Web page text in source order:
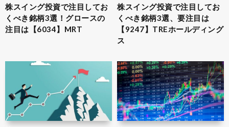
株スイング投資で注目してお
くべき銘柄3選！グロースの
注目は【6034】MRT
株スイング投資で注目してお
くべき銘柄3選、要注目は
【9247】TREホールディング
ス